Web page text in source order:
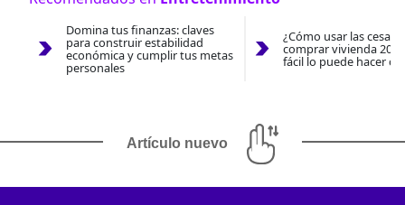
Domina tus finanzas: claves
para construir estabilidad
económica y cumplir tus metas
personales
¿Cómo usar las
comprar vivienda
fácil lo puede hacer
Artículo nuevo